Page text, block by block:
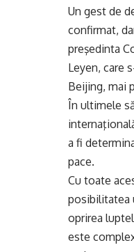
Un gest de
confirmat,
preşedinta
Leyen, care
Beijing, mai
În ultimele
a fi
pace.
Cu toate
posibilitatea
oprirea
este